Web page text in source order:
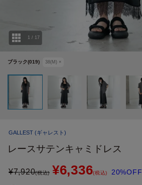
ブラック(019) 38(M) ×
1 / 17
GALLEST (ギャレスト)
レースサテンキャミドレス
¥7,920(税込) ¥6,336(税込) 20%OFF